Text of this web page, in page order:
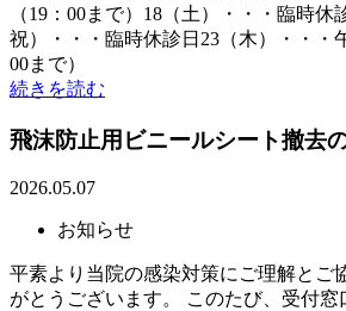
（19：00まで）18（土）・・・臨時休
祝）・・・臨時休診日23（木）・・・
00まで）
続きを読む
飛沫防止用ビニールシート撤去
2026.05.07
お知らせ
平素より当院の感染対策にご理解とご
がとうございます。 このたび、受付窓